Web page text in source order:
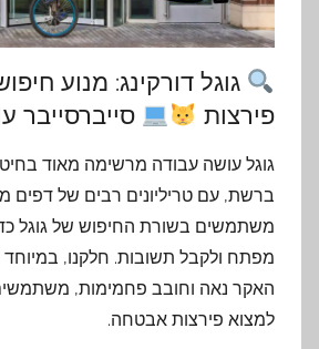
גוגל דורקינג: מנוע
פירצות
סייברסייבר ע01פ04
גוגל עושה עבודה מרשימה מאוד
ברשת, עם טריליונים רבים של דפים
משתמשים בשורת החיפוש של גוגל
מפתח ולקבל תשובות. חלקנו,
האקר נאה וחובב פחמימות,
למצוא פירצות אבטחה.